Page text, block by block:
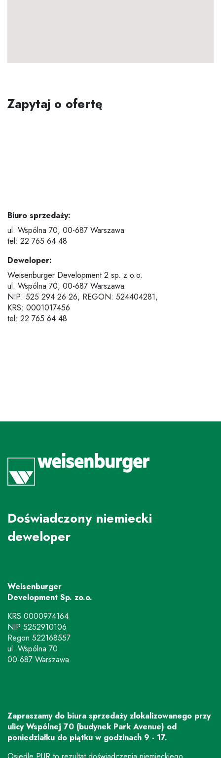
Zapytaj o ofertę
Biuro sprzedaży:
ul. Wspólna 70, 00-687 Warszawa
tel: 22 765 64 48
Deweloper:
Weisenburger Development 2 sp. z o.o.
ul. Wspólna 70, 00-687 Warszawa
NIP: 525 294 26 26, REGON: 524404281,
KRS: 0001017456
tel: 22 765 64 48
Doświadczony niemiecki
deweloper
Weisenburger
Development Sp. zo.o.
KRS 0000974164
NIP 5252910106
Regon 522168557
ul. Wspólna 70
00-687 Warszawa
Zapraszamy do biura sprzedaży zlokalizowanego przy
ulicy Wspólnej 70 (budynek Park Avenue) od
poniedziałku do piątku w godzinach 9 - 17.